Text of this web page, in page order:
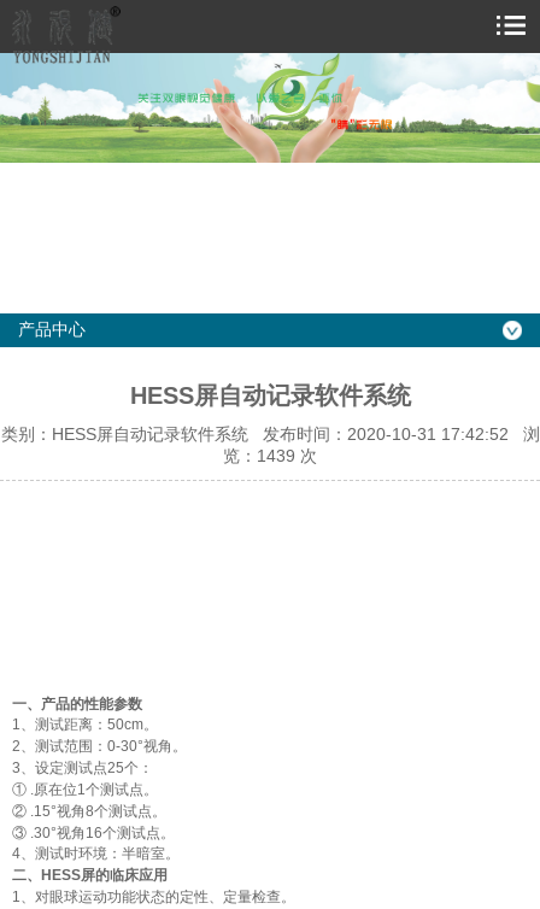
产品中心
HESS屏自动记录软件系统
类别：HESS屏自动记录软件系统 发布时间：2020-10-31 17:42:52 浏
览： 1439 次
一、产品的性能参数
1、测试距离：50cm。
2、测试范围：0-30°视角。
3、设定测试点25个：
① .原在位1个测试点。
② .15°视角8个测试点。
③ .30°视角16个测试点。
4、测试时环境：半暗室。
二、HESS屏的临床应用
1、对眼球运动功能状态的定性、定量检查。